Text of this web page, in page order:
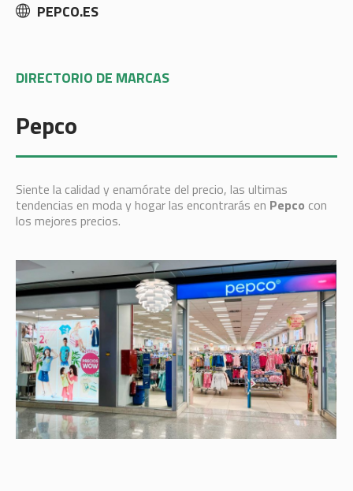
PEPCO.ES
DIRECTORIO DE MARCAS
Pepco
Siente la calidad y enamórate del precio, las ultimas
tendencias en moda y hogar las encontrarás en Pepco con
los mejores precios.